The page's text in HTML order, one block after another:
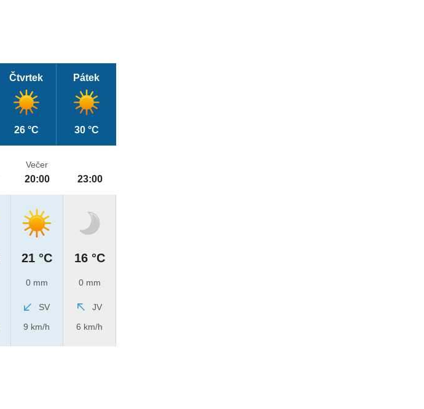
Čtvrtek
26 °C
Pátek
30 °C
Večer
20:00
21 °C
0 mm
SV
9 km/h
23:00
16 °C
0 mm
JV
6 km/h